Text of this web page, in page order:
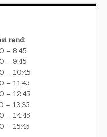
rend:
– 8:45
– 9:45
– 10:45
– 11:45
– 12:45
– 13:35
– 14:45
– 15:45